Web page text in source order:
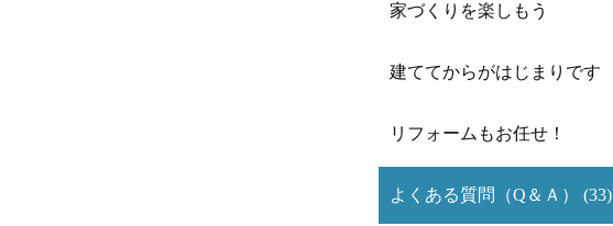
家づくりを楽しもう
建ててからがはじまりです
リフォームもお任せ！
よくある質問（Q＆Ａ） (33)